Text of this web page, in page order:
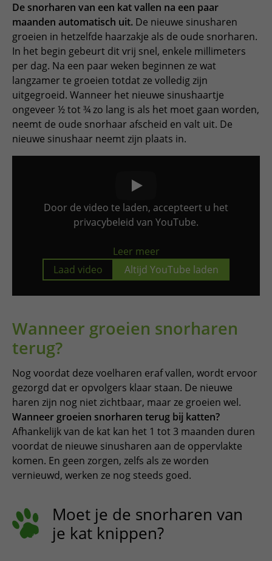
De snorharen van een kat vallen na een paar
maanden automatisch uit. De nieuwe sinusharen
groeien in hetzelfde haarzakje als de oude snorharen.
In het begin gebeurt dit vrij snel, enkele millimeters
per dag. Na een paar weken beginnen ze wat
langzamer te groeien totdat ze volledig zijn
uitgegroeid. Wanneer het nieuwe sinushaartje
ongeveer ½ tot ¾ zo lang is als het moet gaan worden,
neemt de oude snorhaar afscheid en valt uit. De
nieuwe sinushaar neemt zijn plaats in.
Door de video te laden, accepteert u het
privacybeleid van YouTube.
Leer meer
Laad video
Altijd YouTube laden
Wanneer groeien snorharen
terug?
Nog voordat deze voelharen eraf vallen, wordt ervoor
gezorgd dat er opvolgers klaar staan. De nieuwe
haren zijn nog niet zichtbaar, maar ze groeien wel.
Wanneer groeien snorharen terug bij katten?
Afhankelijk van de kat kan het 1 tot 3 maanden duren
voordat de nieuwe sinusharen aan de oppervlakte
komen. En geen zorgen, zelfs als ze worden
vernieuwd, werken ze nog steeds goed.
Moet je de snorharen van
je kat knippen?